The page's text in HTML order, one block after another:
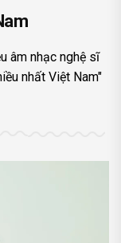
âm nhạc nghệ sĩ
nhất Việt Nam"